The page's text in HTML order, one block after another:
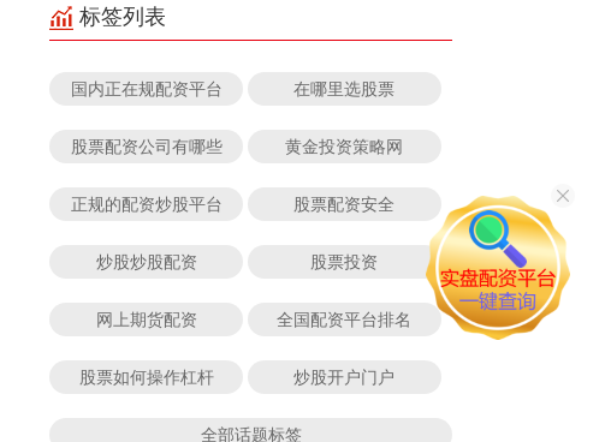
标签列表
国内正在规配资平台 在哪里选股票
股票配资公司有哪些 黄金投资策略网
正规的配资炒股平台 股票配资安全
炒股炒股配资 股票投资
网上期货配资 全国配资平台排名
股票如何操作杠杆 炒股开户门户
全部话题标签